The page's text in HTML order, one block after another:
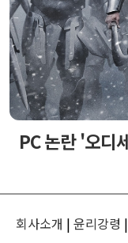
PC 논란 '오디
회사소개 | 윤리강령 |